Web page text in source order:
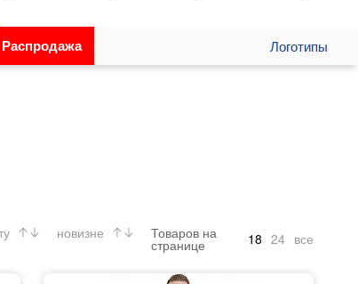
Распродажа Логотипы
новизне Товаров на
странице 18 24 все